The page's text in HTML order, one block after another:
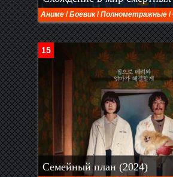
Аниме /Боевик/Полнометражные /
15
Семейный план (2024)